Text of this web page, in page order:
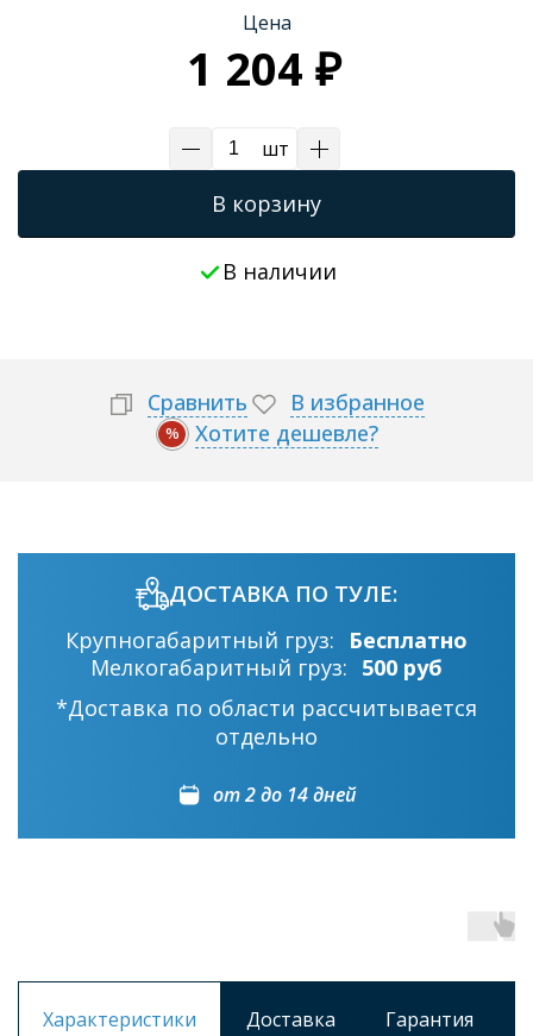
Трапы для душевых
Цена
1 204 ₽
шт
В корзину
В наличии
Сравнить В избранное
% Хотите дешевле?
ДОСТАВКА ПО ТУЛЕ:
Крупногабаритный груз:
Бесплатно
Мелкогабаритный груз: 500 руб
*Доставка по области рассчитывается
отдельно
от 2 до 14 дней
Характеристики Доставка Гарантия